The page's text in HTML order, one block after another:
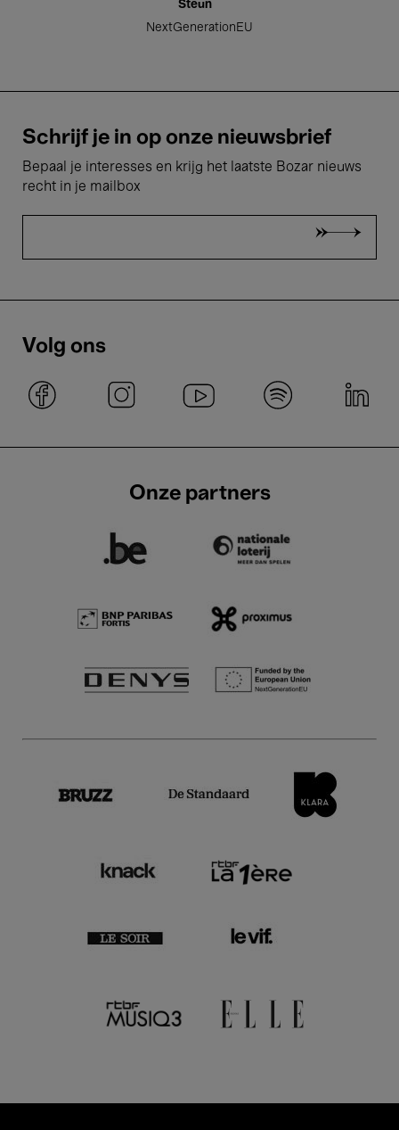
Steun
NextGenerationEU
Schrijf je in op onze nieuwsbrief
Bepaal je interesses en krijg het laatste Bozar nieuws
recht in je mailbox
Volg ons
Onze partners